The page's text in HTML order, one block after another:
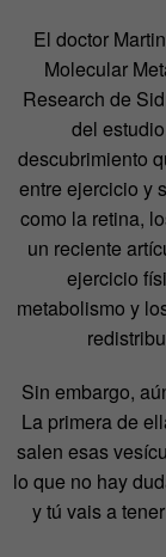
El doctor
Molecular
Research de
del
descubrimiento
entre ejercicio y
como la retina,
un reciente
ejercicio
metabolismo y
Sin embargo,
La primera de
salen esas
lo que no hay
y tú vais a